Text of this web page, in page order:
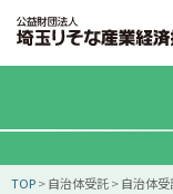
TOP>自治体受託>自治体